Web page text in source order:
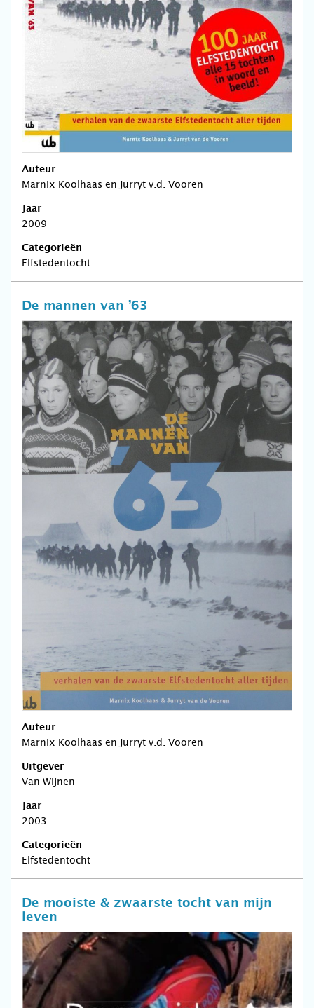
Auteur
Marnix Koolhaas en Jurryt v.d. Vooren
Jaar
2009
Categorieën
Elfstedentocht
De mannen van ’63
Auteur
Marnix Koolhaas en Jurryt v.d. Vooren
Uitgever
Van Wijnen
Jaar
2003
Categorieën
Elfstedentocht
De mooiste & zwaarste tocht van mijn
leven